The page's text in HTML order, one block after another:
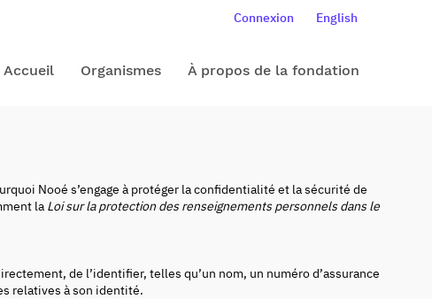
Connexion English
Accueil Organismes À propos de la fondation
Nooé s’engage à protéger la confidentialité et la sécurité de
la Loi sur la protection des renseignements personnels dans le
de l’identifier, telles qu’un nom, un numéro d’assurance
relatives à son identité.